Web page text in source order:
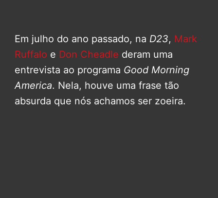
Em julho do ano passado, na D23, Mark
Ruffalo e Don Cheadle deram uma
entrevista ao programa Good Morning
America. Nela, houve uma frase tão
absurda que nós achamos ser zoeira.